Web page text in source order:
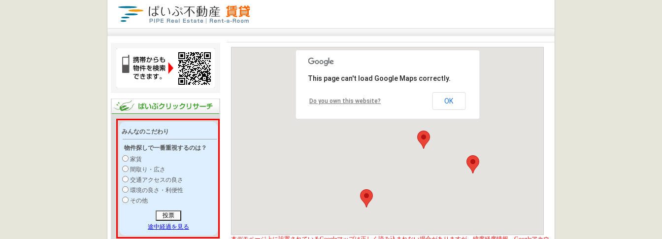
みんなのこだわり
物件探しで一番重視するのは？
家賃
間取り・広さ
交通アクセスの良さ
環境の良さ・利便性
その他
途中経過を見る
This page can't load Google Maps correctly.
Do you own this website? OK